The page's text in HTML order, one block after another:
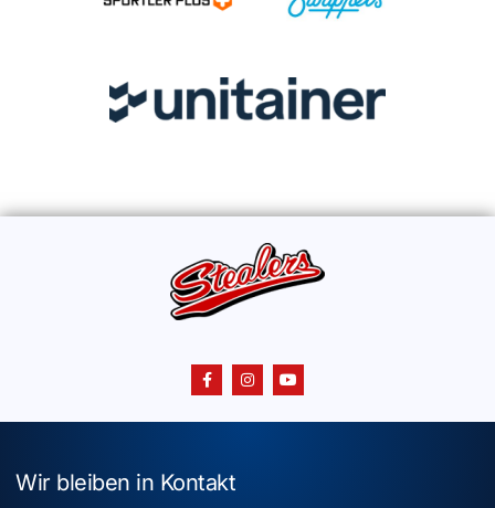
Wir bleiben in Kontakt